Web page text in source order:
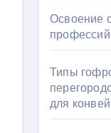
Освоение
Типы
для